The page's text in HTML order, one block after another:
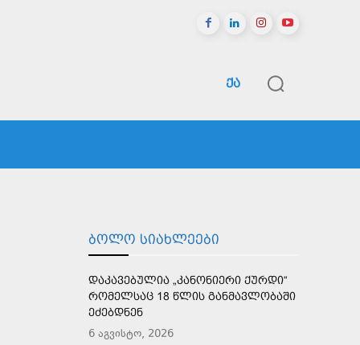
ᲥᲐ
ᲑᲝᲚᲝ ᲡᲘᲐᲮᲚᲔᲔᲑᲘ
ᲓᲐᲙᲐᲕᲔᲑᲣᲚᲘᲐ „ᲙᲐᲜᲝᲜᲘᲔᲠᲘ ᲥᲣᲠᲓᲘ“
ᲠᲝᲛᲔᲚᲡᲐᲪ 18 ᲬᲚᲘᲡ ᲒᲐᲜᲛᲐᲕᲚᲝᲑᲐᲨᲘ
ᲔᲫᲔᲑᲓᲜᲔᲜ
6 აგვისტო, 2026